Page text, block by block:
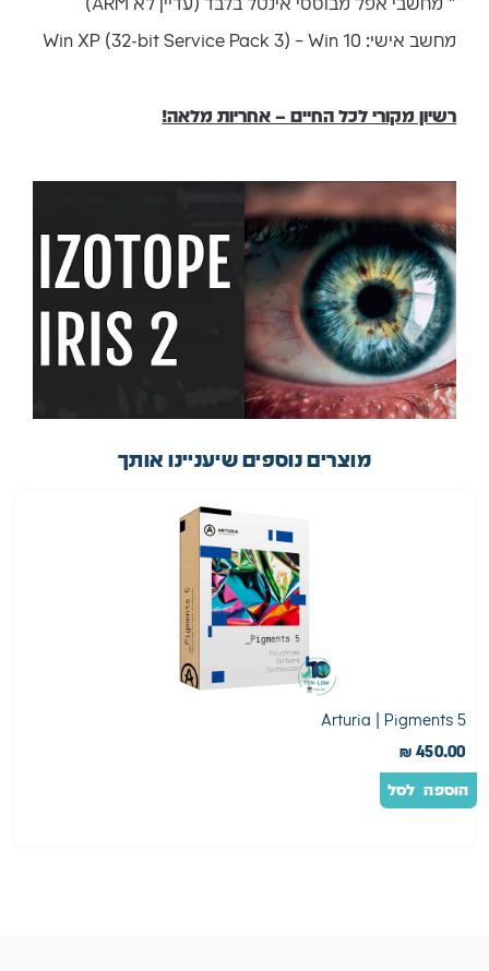
מחשב אישי: Win XP (32-bit Service Pack 3) – Win 10
רשיון מקורי לכל החיים – אחריות מלאה!
מוצרים נוספים שיעניינו אותך
Arturia | Pigments 5
₪ 450.00
הוספה לסל